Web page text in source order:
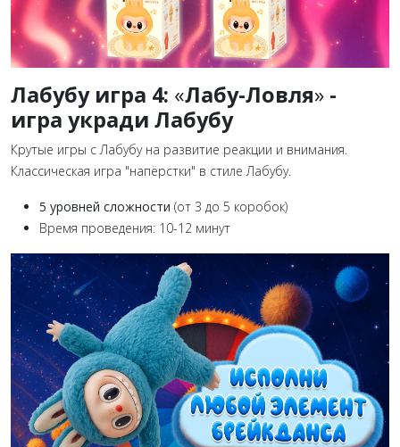
Лабубу игра 4: «Лабу-Ловля» -
игра укради Лабубу
Крутые игры с Лабубу на развитие реакции и внимания.
Классическая игра "напёрстки" в стиле Лабубу.
5 уровней сложности (от 3 до 5 коробок)
Время проведения: 10-12 минут